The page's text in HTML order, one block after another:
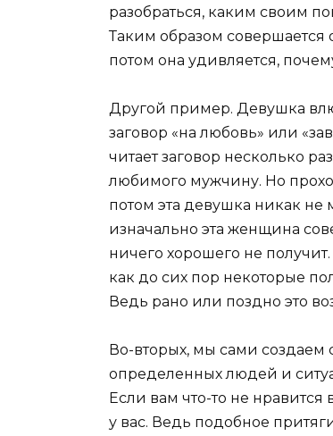
разобраться, каким своим
Таким образом совершается
потом она удивляется,
Другой пример. Девушка
заговор «на любовь» или
читает заговор несколько
любимого мужчину. Но
потом эта девушка никак не
изначально эта женщина
ничего хорошего не
как до сих пор некоторые
Ведь рано или поздно это
Во-вторых, мы сами создаем
определенных людей и
Если вам что-то не нравится
у вас. Ведь подобное